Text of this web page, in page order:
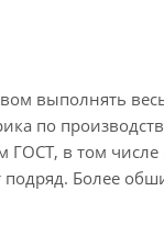
весь
по
в том
Более